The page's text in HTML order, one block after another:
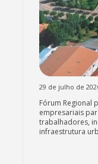
29 de julho de
Fórum Regional
empresariais
trabalhadores,
infraestrutura